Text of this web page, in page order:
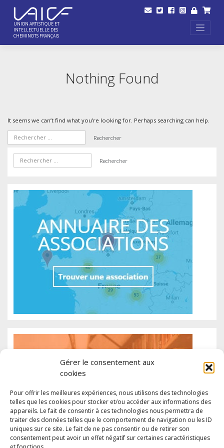
Gérer le consentement aux
cookies
Pour offrir les meilleures expériences, nous utilisons des technologies
telles que les cookies pour stocker et/ou accéder aux informations des
appareils. Le fait de consentir à ces technologies nous permettra de
traiter des données telles que le comportement de navigation ou les ID
uniques sur ce site. Le fait de ne pas consentir ou de retirer son
consentement peut avoir un effet négatif sur certaines caractéristiques
content
UNION ARTISTIQUE ET
INTELLECTUELLE DES
CHEMINOTS FRANÇAIS
Nothing Found
It seems we can’t find what you’re looking for. Perhaps searching can help.